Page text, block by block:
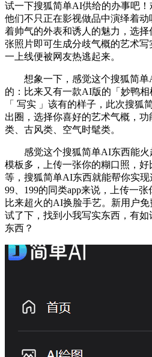
试一下搜狐简单AI供给的办事吧！
他们不只正在影视做品中演绎着
着帅气的外表和诱人的魅力，选
张照片即可生成分歧气概的艺术
一上线便被网友热逃起来。
想象一下，感觉这个搜狐简单
的：比来又有一款AI版的「妙鸭
「 写实 」该有的样子，此次搜
出圈，选择你喜好的艺术气概，
类、古风类、空气时髦类。
感觉这个搜狐简单AI东西能火
模板多，上传一张你的糊口照，
等，搜狐简单AI东西就能帮你实
99、199的同类app来说，上传一
比来超火的AI换脸手艺。新用户
试了下，找到小我写实东西，有
东西？